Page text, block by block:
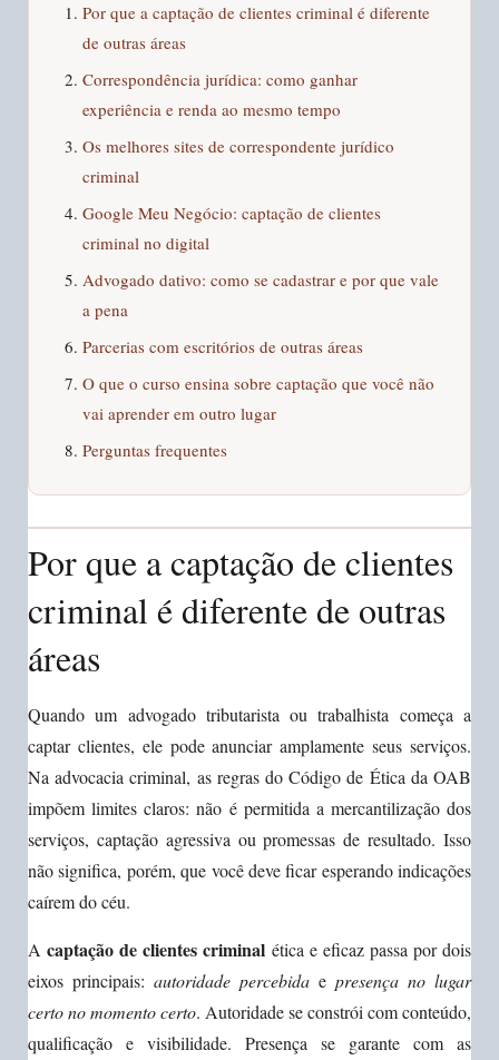
Por que a captação de clientes criminal é diferente
de outras áreas
Correspondência jurídica: como ganhar
experiência e renda ao mesmo tempo
Os melhores sites de correspondente jurídico
criminal
Google Meu Negócio: captação de clientes
criminal no digital
Advogado dativo: como se cadastrar e por que vale
a pena
Parcerias com escritórios de outras áreas
O que o curso ensina sobre captação que você não
vai aprender em outro lugar
Perguntas frequentes
Por que a captação de clientes
criminal é diferente de outras
áreas
Quando um advogado tributarista ou trabalhista começa a
captar clientes, ele pode anunciar amplamente seus serviços.
Na advocacia criminal, as regras do Código de Ética da OAB
impõem limites claros: não é permitida a mercantilização dos
serviços, captação agressiva ou promessas de resultado. Isso
não significa, porém, que você deve ficar esperando indicações
caírem do céu.
Acaptação de clientes criminal ética e eficaz passa por dois
eixos principais: autoridade percebida e presença no lugar
certo no momento certo. Autoridade se constrói com conteúdo,
qualificação e visibilidade. Presença se garante com as